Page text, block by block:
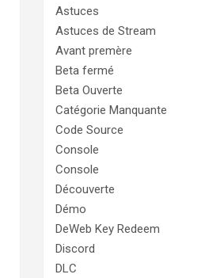
Astuces
Astuces de Stream
Avant premère
Beta fermé
Beta Ouverte
Catégorie Manquante
Code Source
Console
Console
Découverte
Démo
DeWeb Key Redeem
Discord
DLC